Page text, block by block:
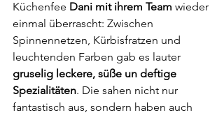
Küchenfee Dani mit ihrem Team wieder
einmal überrascht: Zwischen
Spinnennetzen, Kürbisfratzen und
leuchtenden Farben gab es lauter
gruselig leckere, süße un deftige
Spezialitäten. Die sahen nicht nur
fantastisch aus, sondern haben auch